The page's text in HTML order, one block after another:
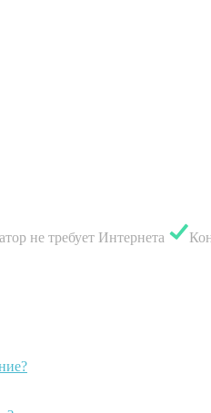
не требует Интернета